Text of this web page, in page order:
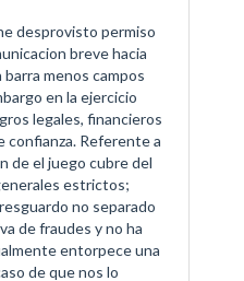
desprovisto permiso
breve hacia
menos campos
en la ejercicio
legales, financieros
confianza. Referente a
de el juego cubre del
estrictos;
no separado
de fraudes y no ha
entorpece una
de que nos lo